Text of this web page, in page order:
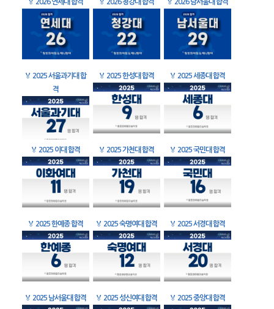
🏅 2026 연세대 합격 🏅 2026 청강대 합격 🏅 2026 남서울대 합격
🏅 2025 서울과기대 합
격
🏅 2025 한성대 합격 🏅 2025 세종대 합격
🏅 2025 이대 합격 🏅 2025 가천대 합격 🏅 2025 국민대 합격
🏅 2025 한예종 합격 🏅 2025 숙명여대 합격 🏅 2025 서경대 합격
🏅 2025 남서울대 합격 🏅 2025 성신여대 합격 🏅 2025 중앙대 합격